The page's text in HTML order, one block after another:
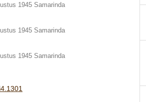
1945 Samarinda
1945 Samarinda
1945 Samarinda